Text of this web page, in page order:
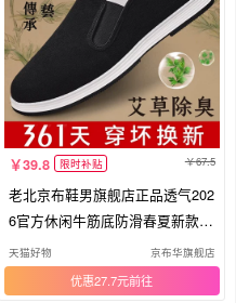
39.8 限时补贴 67.5
老北京布鞋男旗舰店正品透气202
6官方休闲牛筋底防滑春夏新款布
鞋
天猫好物 京布华旗舰店
优惠27.7元